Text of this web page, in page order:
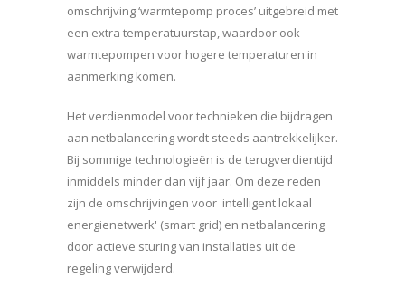
omschrijving ‘warmtepomp proces’ uitgebreid met
een extra temperatuurstap, waardoor ook
warmtepompen voor hogere temperaturen in
aanmerking komen.
Het verdienmodel voor technieken die bijdragen
aan netbalancering wordt steeds aantrekkelijker.
Bij sommige technologieën is de terugverdientijd
inmiddels minder dan vijf jaar. Om deze reden
zijn de omschrijvingen voor 'intelligent lokaal
energienetwerk' (smart grid) en netbalancering
door actieve sturing van installaties uit de
regeling verwijderd.